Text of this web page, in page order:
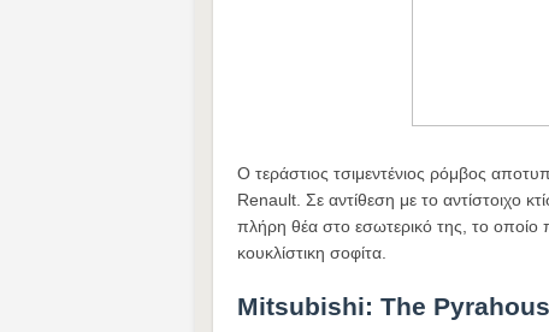
Ο τεράστιος τσιμεντένιος ρόμβος
Renault. Σε αντίθεση με το αντίστοιχο
πλήρη θέα στο εσωτερικό της, το οποίο
κουκλίστικη σοφίτα.
Μitsubishi: Τhe